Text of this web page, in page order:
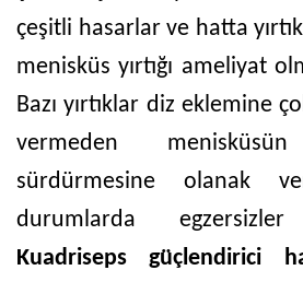
çeşitli hasarlar ve hatta
menisküs yırtığı ameliyat
Bazı yırtıklar diz eklemine
vermeden
sürdürmesine olanak
durumlarda
Kuadriseps güçlendirici